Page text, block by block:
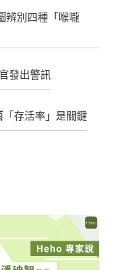
辨別四種「喉嚨
發出警訊
存活率」是關鍵